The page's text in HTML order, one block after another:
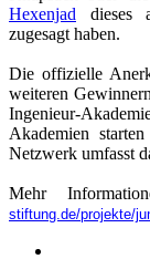
Hexenjad dieses
zugesagt haben.
Die offizielle
weiteren
Ingenieur-
Akademien
Netzwerk umfasst
Mehr
stiftung.de/projekte/